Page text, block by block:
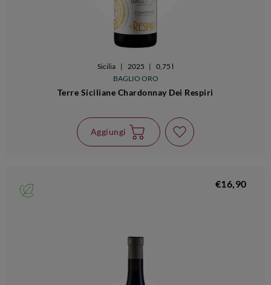
Sicilia | 2025 | 0,75 l
BAGLIO ORO
Terre Siciliane Chardonnay Dei Respiri
Aggiungi
€16,90